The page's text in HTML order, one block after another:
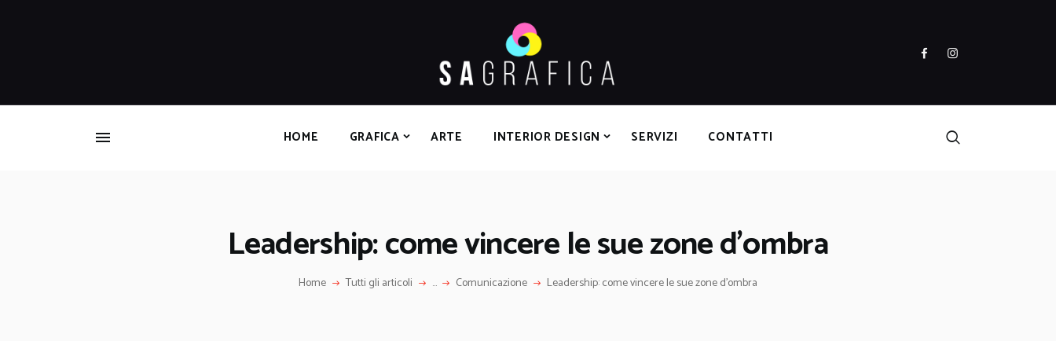
HOME GRAFICA ARTE INTERIOR DESIGN SERVIZI CONTATTI
Leadership: come vincere le sue zone d’ombra
Home Tutti gli articoli ... Comunicazione Leadership: come vincere le sue zone d’ombra
INTERIOR DESIGN
SERVIZI